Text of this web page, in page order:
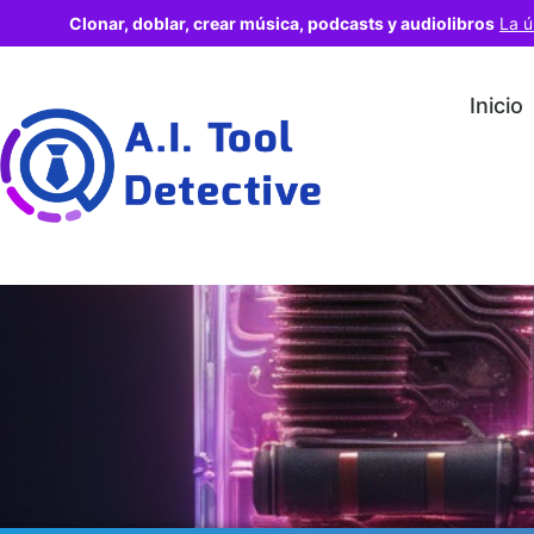
Inicio
Clonar, doblar, crear música, podcasts y audiolibros La